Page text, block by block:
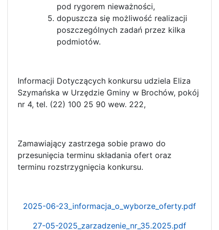
pod rygorem nieważności,
dopuszcza się możliwość realizacji
poszczególnych zadań przez kilka
podmiotów.
Informacji Dotyczących konkursu udziela Eliza
Szymańska w Urzędzie Gminy w Brochów, pokój
nr 4, tel. (22) 100 25 90 wew. 222,
Zamawiający zastrzega sobie prawo do
przesunięcia terminu składania ofert oraz
terminu rozstrzygnięcia konkursu.
2025-06-23_informacja_o_wyborze_oferty.pdf
27-05-2025_zarzadzenie_nr_35.2025.pdf